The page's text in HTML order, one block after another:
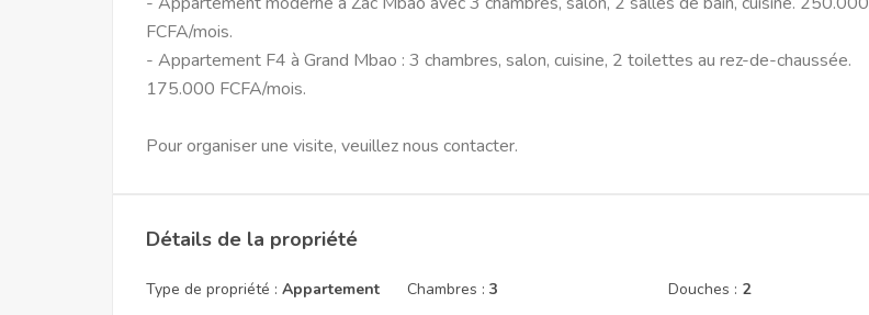
FCFA/mois.
- Appartement F4 à Grand Mbao : 3 chambres, salon, cuisine, 2 toilettes au rez-de-chaussée.
175.000 FCFA/mois.
Pour organiser une visite, veuillez nous contacter.
Détails de la propriété
Type de propriété : Appartement Chambres : 3 Douches : 2